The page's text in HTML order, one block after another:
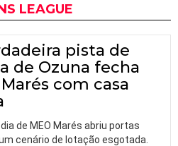
LEAGUE
pista de
de Ozuna fecha
Marés com casa
de MEO Marés abriu portas
cenário de lotação esgotada.